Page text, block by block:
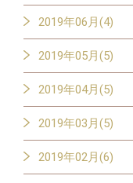
2019年06月(4)
2019年05月(5)
2019年04月(5)
2019年03月(5)
2019年02月(6)